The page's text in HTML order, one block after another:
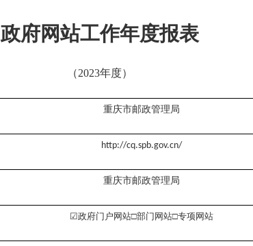
政府网站工作年度报表
（2023年度）
重庆市邮政管理局
http://cq.spb.gov.cn/
重庆市邮政管理局
☑政府门户网站□部门网站□专项网站